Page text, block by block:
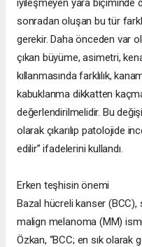
sonradan oluşan bu tür
gerekir. Daha önceden var
çıkan büyüme, asimetri,
kıllanmasında farklılık,
kabuklanma dikkatten
değerlendirilmelidir. Bu
olarak çıkarılıp patolojide
edilir” ifadelerini kullandı.
Erken teşhisin önemi
Bazal hücreli kanser
malign melanoma (MM)
Özkan, “BCC; en sık olarak